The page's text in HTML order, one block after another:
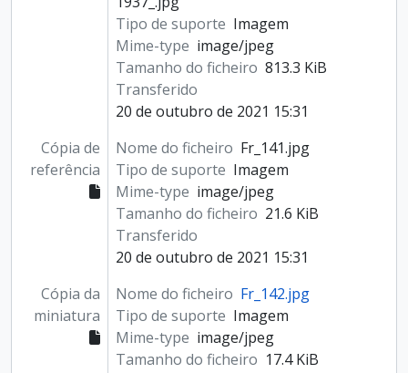
Tipo de suporte Imagem
Mime-type image/jpeg
Tamanho do ficheiro 813.3 KiB
Transferido
20 de outubro de 2021 15:31
Cópia de
referência
Nome do ficheiro Fr_141.jpg
Tipo de suporte Imagem
Mime-type image/jpeg
Tamanho do ficheiro 21.6 KiB
Transferido
20 de outubro de 2021 15:31
Cópia da
miniatura
Nome do ficheiro Fr_142.jpg
Tipo de suporte Imagem
Mime-type image/jpeg
Tamanho do ficheiro 17.4 KiB